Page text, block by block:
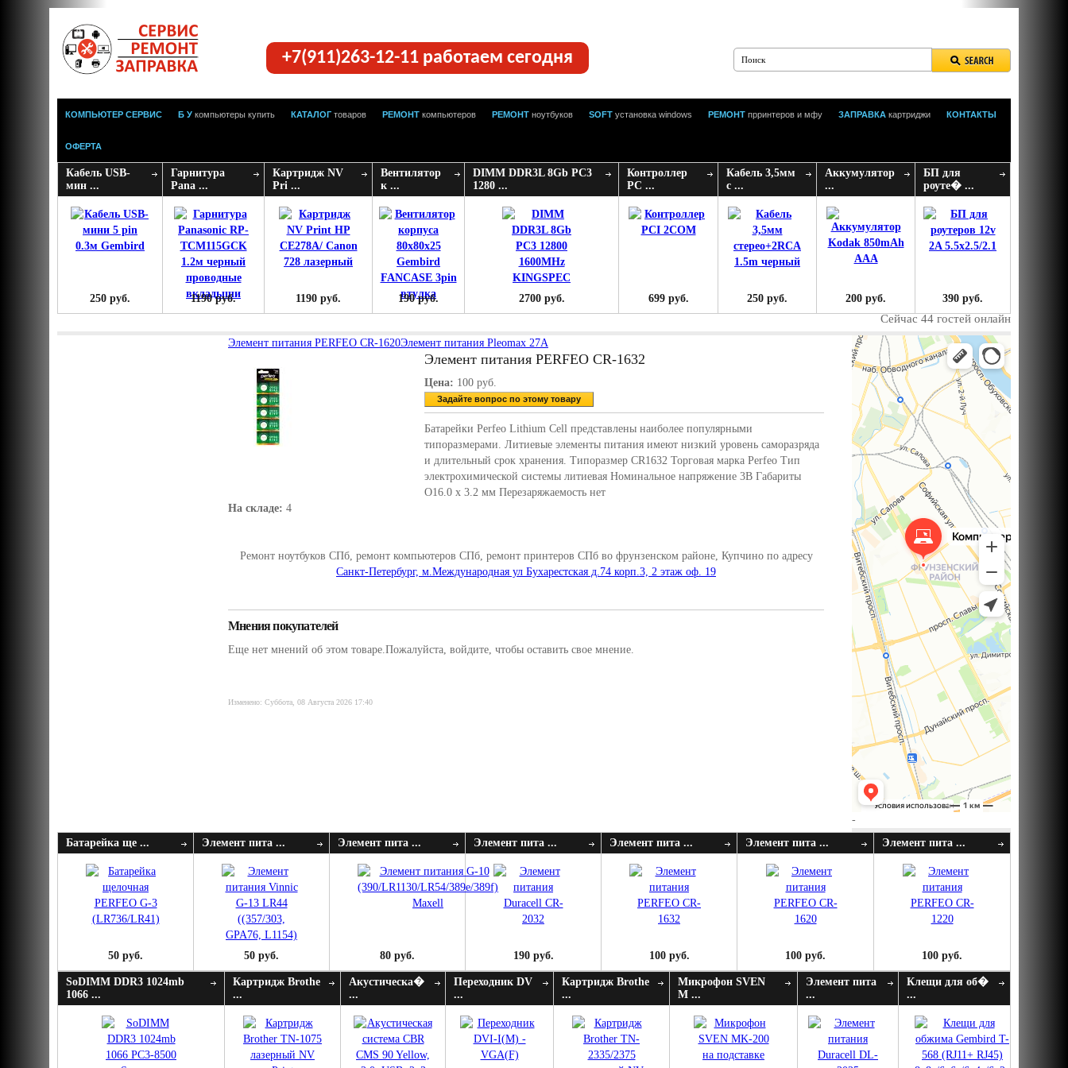
+7(911)263-12-11 работаем сегодня
КОМПЬЮТЕР СЕРВИС Б У компьютеры купить КАТАЛОГ товаров РЕМОНТ компьютеров РЕМОНТ ноутбуков SOFT установка windows РЕМОНТ прринтеров и мфу ЗАПРАВКА картриджи КОНТАКТЫ
ОФЕРТА
Кабель USB-
мин ...
250 руб.
Гарнитура
Pana ...
1190 руб.
Картридж NV
Pri ...
1190 руб.
Вентилятор
к ...
190 руб.
DIMM DDR3L 8Gb PC3
1280 ...
2700 руб.
Контроллер
PC ...
699 руб.
Кабель 3,5мм
с ...
250 руб.
Аккумулятор
...
200 руб.
БП для
роуте� ...
390 руб.
Сейчас 44 гостей онлайн
Элемент питания PERFEO CR-1620Элемент питания Pleomax 27A
Элемент питания PERFEO CR-1632
Цена: 100 руб.
Задайте вопрос по этому товару
Батарейки Perfeo Lithium Cell представлены наиболее популярными
типоразмерами. Литиевые элементы питания имеют низкий уровень саморазряда
и длительный срок хранения. Типоразмер CR1632 Торговая марка Perfeo Тип
электрохимической системы литиевая Номинальное напряжение 3В Габариты
O16.0 x 3.2 мм Перезаряжаемость нет
На складе: 4
Ремонт ноутбуков СПб, ремонт компьютеров СПб, ремонт принтеров СПб во фрунзенском районе, Купчино по адресу
Санкт-Петербург, м.Международная ул Бухарестская д.74 корп.3, 2 этаж оф. 19
Мнения покупателей
Еще нет мнений об этом товаре.Пожалуйста, войдите, чтобы оставить свое мнение.
Изменено: Суббота, 08 Августа 2026 17:40
-
Батарейка ще ...
50 руб.
Элемент пита ...
50 руб.
Элемент пита ...
80 руб.
Элемент пита ...
190 руб.
Элемент пита ...
100 руб.
Элемент пита ...
100 руб.
Элемент пита ...
100 руб.
SoDIMM DDR3 1024mb
1066 ...
Картридж Brothe
...
Акустическа�
...
Переходник DV
...
Картридж Brothe
...
Микрофон SVEN
M ...
Элемент пита
...
Клещи для об�
...